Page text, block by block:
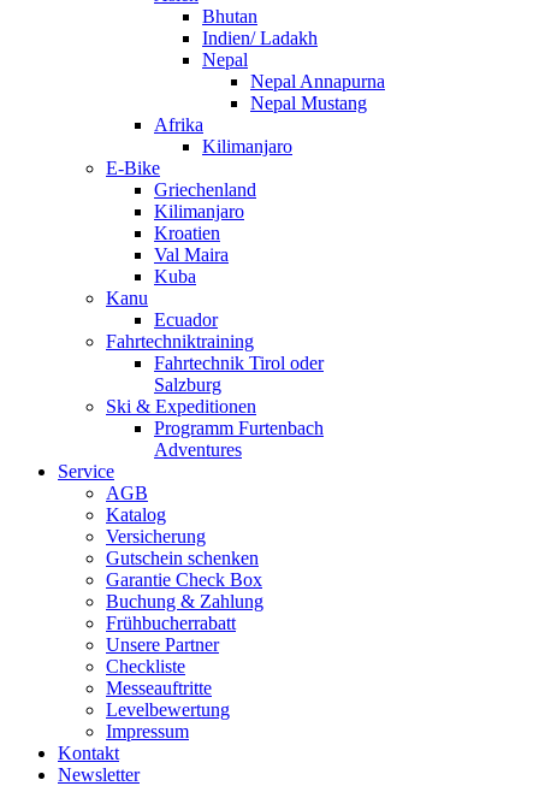
Bhutan
Indien/ Ladakh
Nepal
Nepal Annapurna
Nepal Mustang
Afrika
Kilimanjaro
E-Bike
Griechenland
Kilimanjaro
Kroatien
Val Maira
Kuba
Kanu
Ecuador
Fahrtechniktraining
Fahrtechnik Tirol oder
Salzburg
Ski & Expeditionen
Programm Furtenbach
Adventures
Service
AGB
Katalog
Versicherung
Gutschein schenken
Garantie Check Box
Buchung & Zahlung
Frühbucherrabatt
Unsere Partner
Checkliste
Messeauftritte
Levelbewertung
Impressum
Kontakt
Newsletter